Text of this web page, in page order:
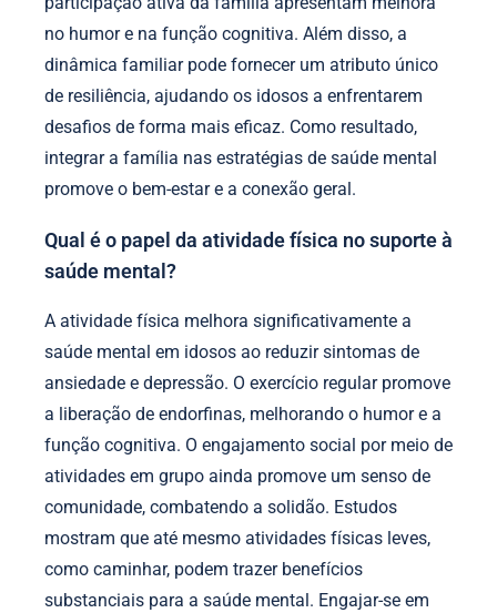
no humor e na função cognitiva. Além disso, a
dinâmica familiar pode fornecer um atributo único
de resiliência, ajudando os idosos a enfrentarem
desafios de forma mais eficaz. Como resultado,
integrar a família nas estratégias de saúde mental
promove o bem-estar e a conexão geral.
Qual é o papel da atividade física no suporte à
saúde mental?
A atividade física melhora significativamente a
saúde mental em idosos ao reduzir sintomas de
ansiedade e depressão. O exercício regular promove
a liberação de endorfinas, melhorando o humor e a
função cognitiva. O engajamento social por meio de
atividades em grupo ainda promove um senso de
comunidade, combatendo a solidão. Estudos
mostram que até mesmo atividades físicas leves,
como caminhar, podem trazer benefícios
substanciais para a saúde mental. Engajar-se em